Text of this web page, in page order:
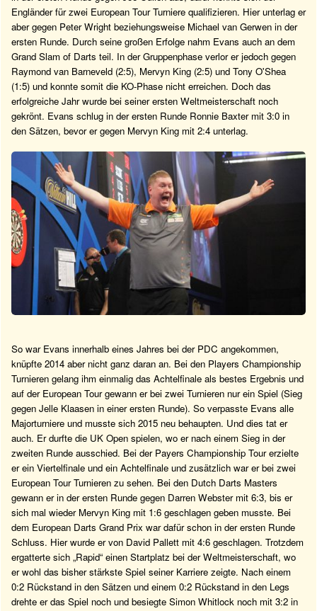
Engländer für zwei European Tour Turniere qualifizieren. Hier unterlag er
aber gegen Peter Wright beziehungsweise Michael van Gerwen in der
ersten Runde. Durch seine großen Erfolge nahm Evans auch an dem
Grand Slam of Darts teil. In der Gruppenphase verlor er jedoch gegen
Raymond van Barneveld (2:5), Mervyn King (2:5) und Tony O'Shea
(1:5) und konnte somit die KO-Phase nicht erreichen. Doch das
erfolgreiche Jahr wurde bei seiner ersten Weltmeisterschaft noch
gekrönt. Evans schlug in der ersten Runde Ronnie Baxter mit 3:0 in
den Sätzen, bevor er gegen Mervyn King mit 2:4 unterlag.
So war Evans innerhalb eines Jahres bei der PDC angekommen,
knüpfte 2014 aber nicht ganz daran an. Bei den Players Championship
Turnieren gelang ihm einmalig das Achtelfinale als bestes Ergebnis und
auf der European Tour gewann er bei zwei Turnieren nur ein Spiel (Sieg
gegen Jelle Klaasen in einer ersten Runde). So verpasste Evans alle
Majorturniere und musste sich 2015 neu behaupten. Und dies tat er
auch. Er durfte die UK Open spielen, wo er nach einem Sieg in der
zweiten Runde ausschied. Bei der Payers Championship Tour erzielte
er ein Viertelfinale und ein Achtelfinale und zusätzlich war er bei zwei
European Tour Turnieren zu sehen. Bei den Dutch Darts Masters
gewann er in der ersten Runde gegen Darren Webster mit 6:3, bis er
sich mal wieder Mervyn King mit 1:6 geschlagen geben musste. Bei
dem European Darts Grand Prix war dafür schon in der ersten Runde
Schluss. Hier wurde er von David Pallett mit 4:6 geschlagen. Trotzdem
ergatterte sich „Rapid“ einen Startplatz bei der Weltmeisterschaft, wo
er wohl das bisher stärkste Spiel seiner Karriere zeigte. Nach einem
0:2 Rückstand in den Sätzen und einem 0:2 Rückstand in den Legs
drehte er das Spiel noch und besiegte Simon Whitlock noch mit 3:2 in